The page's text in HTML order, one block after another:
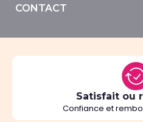
CONTACT
Satisfait ou
Confiance et